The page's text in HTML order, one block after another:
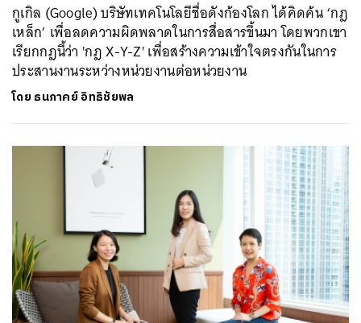
กูเกิล (Google) บริษัทเทคโนโลยีชื่อดังก้องโลก ได้คิดค้น ‘กฎ
เหล็ก’ เพื่อลดความผิดพลาดในการสื่อสารขึ้นมา โดยพวกเขา
เรียกกฎนี้ว่า 'กฎ X-Y-Z' เพื่อสร้างความเข้าใจตรงกันในการ
ประสานงานระหว่างหน่วยงานต่อหน่วยงาน
โดย ธนภาคย์ อิทธิชัยพล